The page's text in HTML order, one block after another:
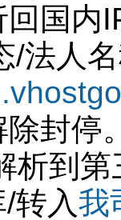
国内
/法人
封停
析到
转入我